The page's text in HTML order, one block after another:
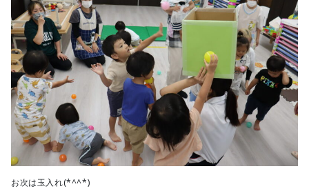
お次は玉入れ(*^^*)